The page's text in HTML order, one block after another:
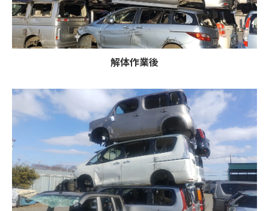
解体作業後